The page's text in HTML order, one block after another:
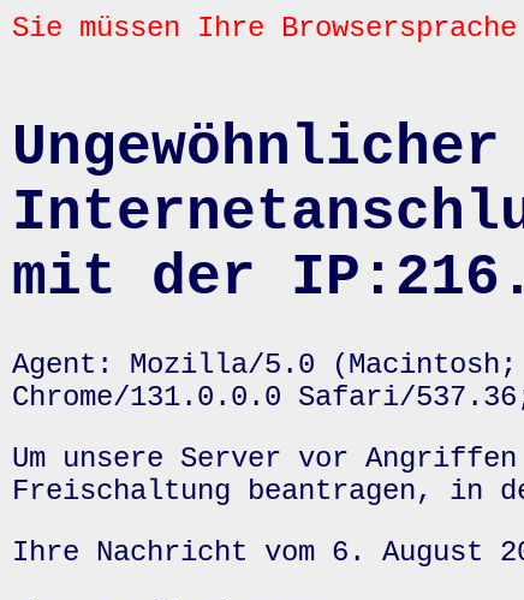
Sie müssen Ihre
mit der
Agent: Mozilla/5.0 (Macintosh;
Chrome/131.0.0.0 Safari/
Um unsere Server vor
Freischaltung beantragen, in
Ihre Nachricht vom 6. August